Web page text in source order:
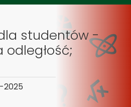
studentów -
2025